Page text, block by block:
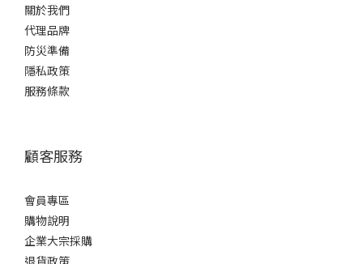
關於我們
代理品牌
防災準備
隱私政策
服務條款
顧客服務
會員專區
購物說明
企業大宗採購
退貨政策